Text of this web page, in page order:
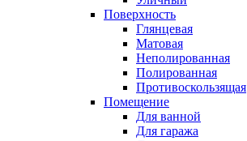
Поверхность
Глянцевая
Матовая
Неполированная
Полированная
Противоскользящая
Помещение
Для ванной
Для гаража